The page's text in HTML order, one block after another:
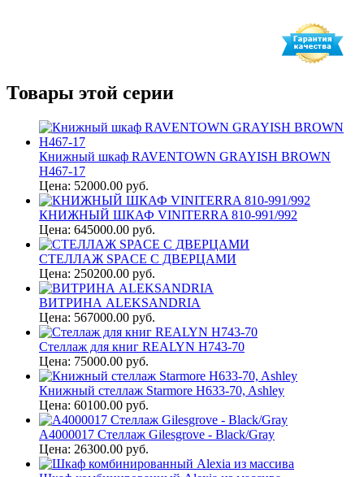
Товары этой серии
Книжный шкаф RAVENTOWN GRAYISH BROWN
H467-17
Цена: 52000.00 руб.
КНИЖНЫЙ ШКАФ VINITERRA 810-991/992
Цена: 645000.00 руб.
СТЕЛЛАЖ SPACE С ДВЕРЦАМИ
Цена: 250200.00 руб.
ВИТРИНА ALEKSANDRIA
Цена: 567000.00 руб.
Стеллаж для книг REALYN H743-70
Цена: 75000.00 руб.
Книжный стеллаж Starmore H633-70, Ashley
Цена: 60100.00 руб.
A4000017 Стеллаж Gilesgrove - Black/Gray
Цена: 26300.00 руб.